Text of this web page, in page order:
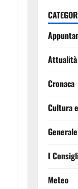
Attualità
Cronaca
Cultura
Generale
I
Meteo